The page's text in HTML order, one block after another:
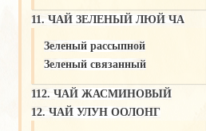
11. ЧАЙ ЗЕЛЕНЫЙ ЛЮЙ ЧА
Зеленый рассыпной
Зеленый связанный
112. ЧАЙ ЖАСМИНОВЫЙ
12. ЧАЙ УЛУН ООЛОНГ